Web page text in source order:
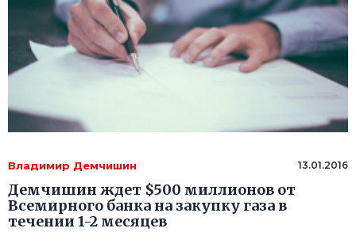
Владимир Демчишин 13.01.2016
Демчишин ждет $500 миллионов от
Всемирного банка на закупку газа в
течении 1-2 месяцев